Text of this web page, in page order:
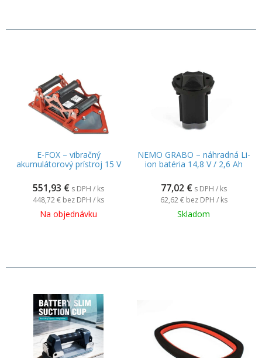
E-FOX – vibračný
akumulátorový prístroj 15 V
551,93 € s DPH / ks
448,72 € bez DPH / ks
Na objednávku
NEMO GRABO – náhradná Li-
ion batéria 14,8 V / 2,6 Ah
77,02 € s DPH / ks
62,62 € bez DPH / ks
Skladom